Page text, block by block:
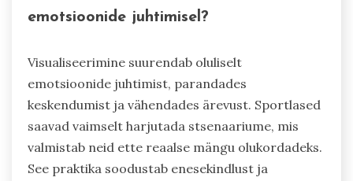
emotsioonide juhtimisel?
Visualiseerimine suurendab oluliselt
emotsioonide juhtimist, parandades
keskendumist ja vähendades ärevust. Sportlased
saavad vaimselt harjutada stsenaariume, mis
valmistab neid ette reaalse mängu olukordadeks.
See praktika soodustab enesekindlust ja